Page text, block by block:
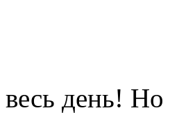
весь день! Но